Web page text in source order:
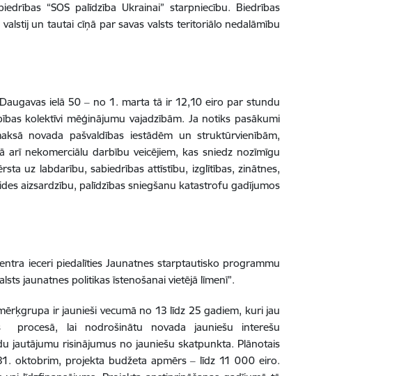
“SOS palīdzība Ukrainai” starpniecību. Biedrības
un tautai cīņā par savas valsts teritoriālo nedalāmību
ielā 50 ‒ no 1. marta tā ir 12,10 eiro par stundu
kolektīvi mēģinājumu vajadzībām. Ja notiks pasākumi
novada pašvaldības iestādēm un struktūrvienībām,
arī nekomerciālu darbību veicējiem, kas sniedz nozīmīgu
uz labdarību, sabiedrības attīstību, izglītības, zinātnes,
aizsardzību, palīdzības sniegšanu katastrofu gadījumos
ieceri piedalīties Jaunatnes starptautisko programmu
jaunatnes politikas īstenošanai vietējā līmenī”.
ir jaunieši vecumā no 13 līdz 25 gadiem, kuri jau
procesā, lai nodrošinātu novada jauniešu interešu
jautājumu risinājumus no jauniešu skatpunkta. Plānotais
oktobrim, projekta budžeta apmērs ‒ līdz 11 000 eiro.